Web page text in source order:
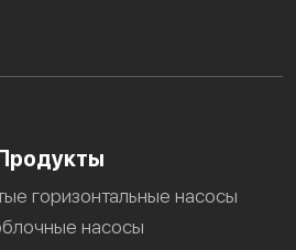
горизонтальные насосы
насосы